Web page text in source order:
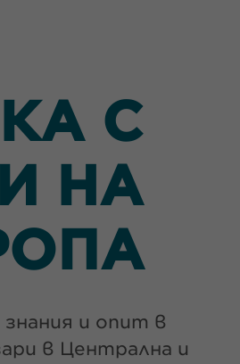
С
НА
и опит в
в Централна и